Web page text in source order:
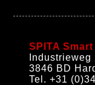
SPITA
3846 BD
Tel. +31